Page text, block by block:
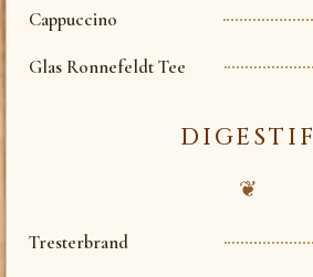
Cappuccino
Glas Ronnefeldt Tee
DIGESTIF
❦
Tresterbrand